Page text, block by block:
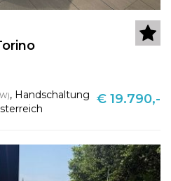
, Handschaltung
€ 19.790,-